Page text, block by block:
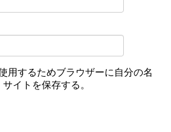
用するためブラウザーに自分の名
イトを保存する。